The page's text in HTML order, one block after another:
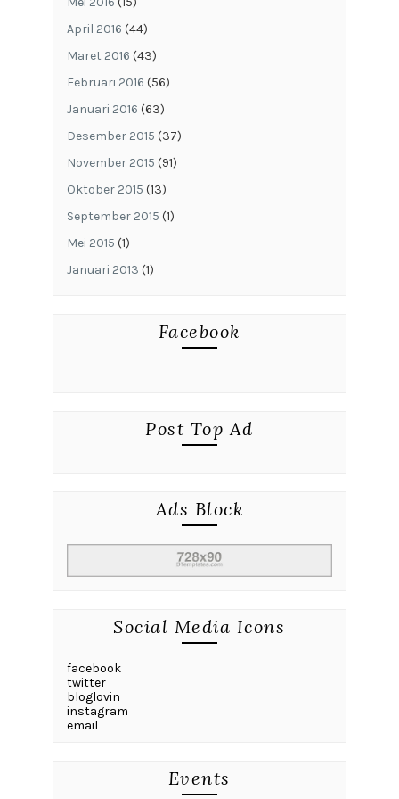
April 2016 (44)
Maret 2016 (43)
Februari 2016 (56)
Januari 2016 (63)
Desember 2015 (37)
November 2015 (91)
Oktober 2015 (13)
September 2015 (1)
Mei 2015 (1)
Januari 2013 (1)
Facebook
Post Top Ad
Ads Block
Social Media Icons
facebook
twitter
bloglovin
instagram
email
Events